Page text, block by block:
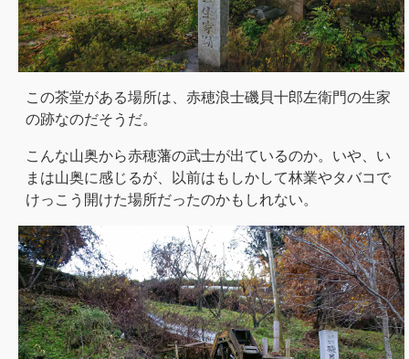
この茶堂がある場所は、赤穂浪士磯貝十郎左衛門の生家
の跡なのだそうだ。
こんな山奥から赤穂藩の武士が出ているのか。いや、い
まは山奥に感じるが、以前はもしかして林業やタバコで
けっこう開けた場所だったのかもしれない。